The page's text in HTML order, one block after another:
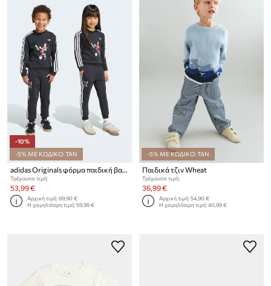
-10%
-5% ΜΕ ΚΩΔΙΚΟ: TAN
Τρέχουσα τιμή:
53,99 €
Αρχική τιμή:69,90 €
Η χαμηλότερη τιμή:59,99 €
-5% ΜΕ ΚΩΔΙΚΟ: TAN
Παιδικά τζιν Wheat
Τρέχουσα τιμή:
36,99 €
Αρχική τιμή:54,90 €
Η χαμηλότερη τιμή:40,99 €